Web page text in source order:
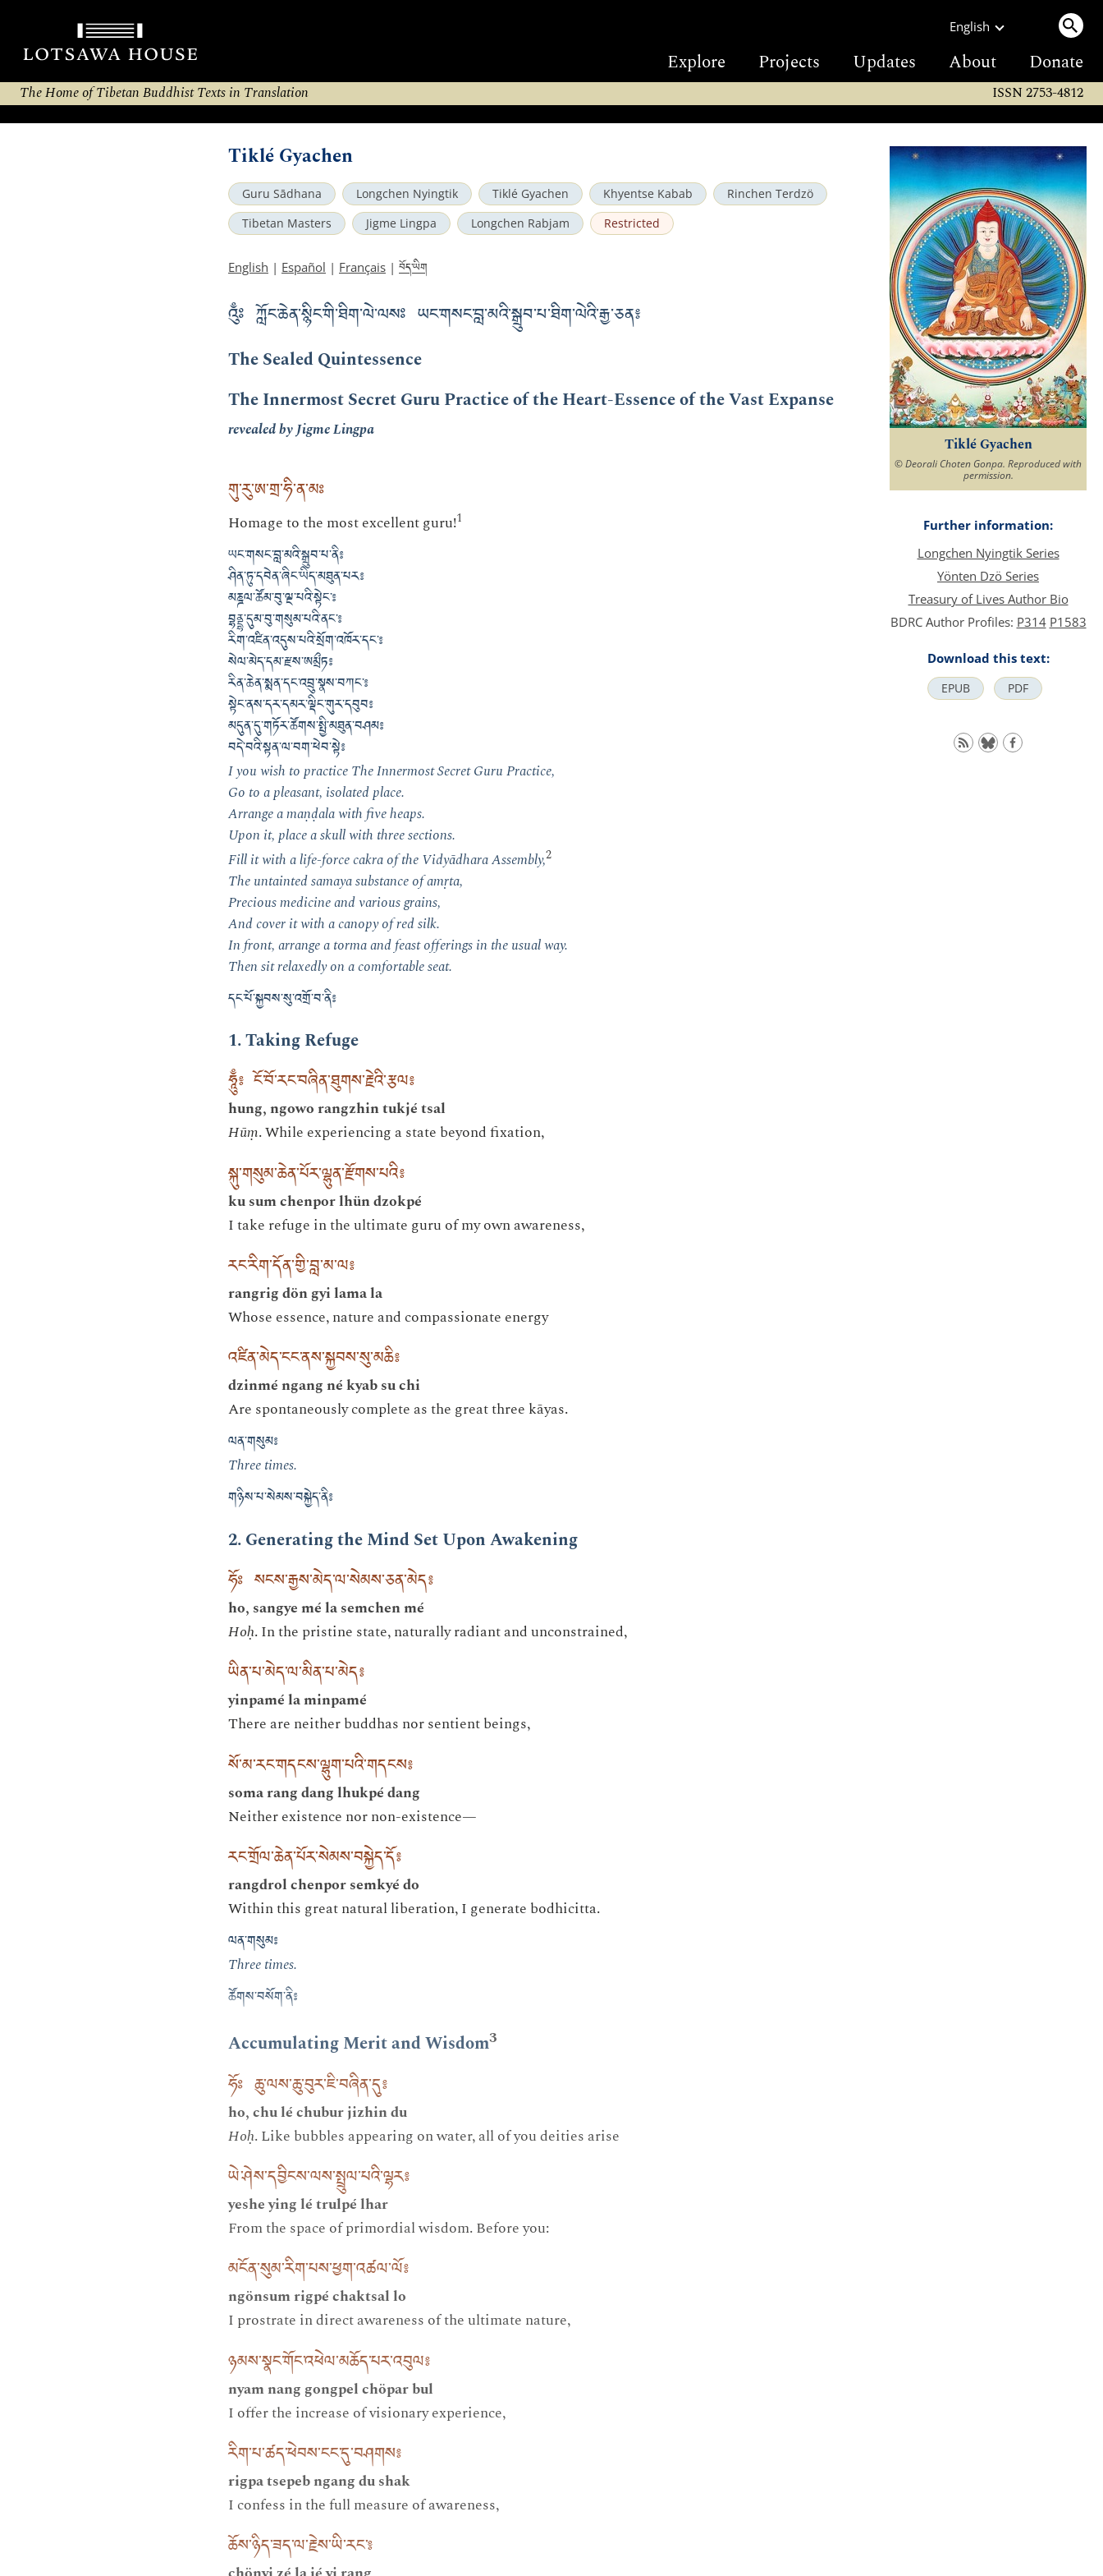
English
Explore Projects Updates About Donate
The Home of Tibetan Buddhist Texts in Translation ISSN 2753-4812
Tiklé Gyachen
Guru Sādhana Longchen Nyingtik Tiklé Gyachen Khyentse Kabab
Rinchen Terdzö
Tibetan Masters
Jigme Lingpa Longchen Rabjam Restricted
English | Español | Français | བོད་ཡིག
འུྃཿ ཀློང་ཆེན་སྙིང་གི་ཐིག་ལེ་ལསཿ ཡང་གསང་བླ་མའི་སྒྲུབ་པ་ཐིག་ལེའི་རྒྱ་ཅན༔
The Sealed Quintessence
The Innermost Secret Guru Practice of the Heart-Essence of the Vast Expanse
revealed by Jigme Lingpa
གུ་རུ་ཨ་གྲ་ཧི་ན་མཿ
Homage to the most excellent guru!1
ཡང་གསང་བླ་མའི་སྒྲུབ་པ་ནི༔
ཤིན་ཏུ་དབེན་ཞིང་ཡིད་མཐུན་པར༔
མཎྜལ་ཚོམ་བུ་ལྔ་པའི་སྟེང་༔
བྷནྡྷ་དུམ་བུ་གསུམ་པའི་ནང་༔
རིག་འཛིན་འདུས་པའི་སྲོག་འཁོར་དང་༔
སེལ་མེད་དམ་རྫས་ཨམྲྀཏ༔
རིན་ཆེན་སྨན་དང་འབྲུ་སྣས་བཀང་༔
སྟེང་ནས་དར་དམར་ལྡིང་གུར་དབུབ༔
མདུན་དུ་གཏོར་ཚོགས་སྤྱི་མཐུན་བཤམ༔
བདེ་བའི་སྟན་ལ་བག་ཕེབ་སྟེ༔
I you wish to practice The Innermost Secret Guru Practice,
Go to a pleasant, isolated place.
Arrange a maṇḍala with five heaps.
Upon it, place a skull with three sections.
Fill it with a life-force cakra of the Vidyādhara Assembly,2
The untainted samaya substance of amṛta,
Precious medicine and various grains,
And cover it with a canopy of red silk.
In front, arrange a torma and feast offerings in the usual way.
Then sit relaxedly on a comfortable seat.
དང་པོ་སྐྱབས་སུ་འགྲོ་བ་ནི༔
1. Taking Refuge
ཧཱུྃ༔ ངོ་བོ་རང་བཞིན་ཐུགས་རྗེའི་རྩལ༔
hung, ngowo rangzhin tukjé tsal
Hūṃ. While experiencing a state beyond fixation,
སྐུ་གསུམ་ཆེན་པོར་ལྷུན་རྫོགས་པའི༔
ku sum chenpor lhün dzokpé
I take refuge in the ultimate guru of my own awareness,
རང་རིག་དོན་གྱི་བླ་མ་ལ༔
rangrig dön gyi lama la
Whose essence, nature and compassionate energy
འཛིན་མེད་ངང་ནས་སྐྱབས་སུ་མཆི༔
dzinmé ngang né kyab su chi
Are spontaneously complete as the great three kāyas.
ལན་གསུམ༔
Three times.
གཉིས་པ་སེམས་བསྐྱེད་ནི༔
2. Generating the Mind Set Upon Awakening
ཧོཿ སངས་རྒྱས་མེད་ལ་སེམས་ཅན་མེད༔
ho, sangye mé la semchen mé
Hoḥ. In the pristine state, naturally radiant and unconstrained,
ཡིན་པ་མེད་ལ་མིན་པ་མེད༔
yinpamé la minpamé
There are neither buddhas nor sentient beings,
སོ་མ་རང་གདངས་ལྷུག་པའི་གདངས༔
soma rang dang lhukpé dang
Neither existence nor non-existence—
རང་གྲོལ་ཆེན་པོར་སེམས་བསྐྱེད་དོ༔
rangdrol chenpor semkyé do
Within this great natural liberation, I generate bodhicitta.
ལན་གསུམ༔
Three times.
ཚོགས་བསོག་ནི༔
Accumulating Merit and Wisdom3
ཧོཿ ཆུ་ལས་ཆུ་བུར་ཇི་བཞིན་དུ༔
ho, chu lé chubur jizhin du
Hoḥ. Like bubbles appearing on water, all of you deities arise
ཡེ་ཤེས་དབྱིངས་ལས་སྤྲུལ་པའི་ལྷར༔
yeshe ying lé trulpé lhar
From the space of primordial wisdom. Before you:
མངོན་སུམ་རིག་པས་ཕྱག་འཚལ་ལོ༔
ngönsum rigpé chaktsal lo
I prostrate in direct awareness of the ultimate nature,
ཉམས་སྣང་གོང་འཕེལ་མཆོད་པར་འབུལ༔
nyam nang gongpel chöpar bul
I offer the increase of visionary experience,
རིག་པ་ཚད་ཕེབས་ངང་དུ་བཤགས༔
rigpa tsepeb ngang du shak
I confess in the full measure of awareness,
ཆོས་ཉིད་ཟད་ལ་རྗེས་ཡི་རང་༔
Tiklé Gyachen
© Deorali Choten Gonpa. Reproduced with
permission.
Further information:
Longchen Nyingtik Series
Yönten Dzö Series
Treasury of Lives Author Bio
BDRC Author Profiles: P314 P1583
Download this text:
EPUB PDF